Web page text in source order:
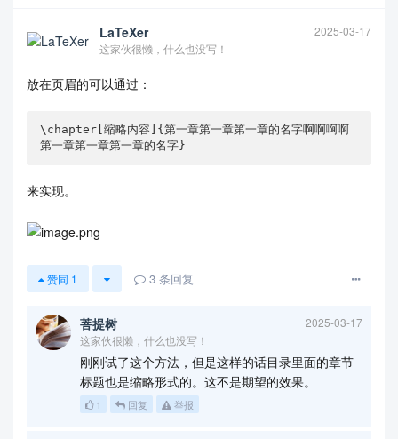
LaTeXer
2025-03-17
这家伙很懒，什么也没写！
放在页眉的可以通过：
\chapter[缩略内容]{第一章第一章第一章的名字啊啊啊啊
第一章第一章第一章的名字}
来实现。
赞同 1 3 条回复
菩提树
2025-03-17
这家伙很懒，什么也没写！
刚刚试了这个方法，但是这样的话目录里面的章节
标题也是缩略形式的。这不是期望的效果。
1 回复 举报